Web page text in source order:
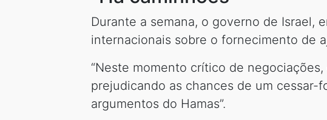
Durante a semana, o governo de Israel,
internacionais sobre o fornecimento de
“Neste momento crítico de
prejudicando as chances de um cessar-
argumentos do Hamas”.